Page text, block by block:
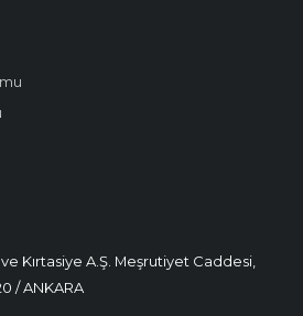
Kırtasiye A.Ş. Meşrutiyet Caddesi,
/ ANKARA